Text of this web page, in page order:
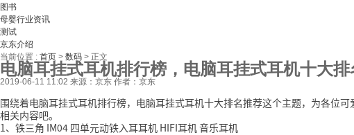
图书
母婴行业资讯
测试
京东介绍
当前位置 : 首页 > 数码 > 正文
电脑耳挂式耳机排行榜，电脑耳挂式耳机十大
2019-06-11 11:02 来源：京东 作者：京东
围绕着电脑耳挂式耳机排行榜，电脑耳挂式耳机十大排名推荐这个主题，为各位
相关内容吧。
1、铁三角 IM04 四单元动铁入耳耳机 HIFI耳机 音乐耳机